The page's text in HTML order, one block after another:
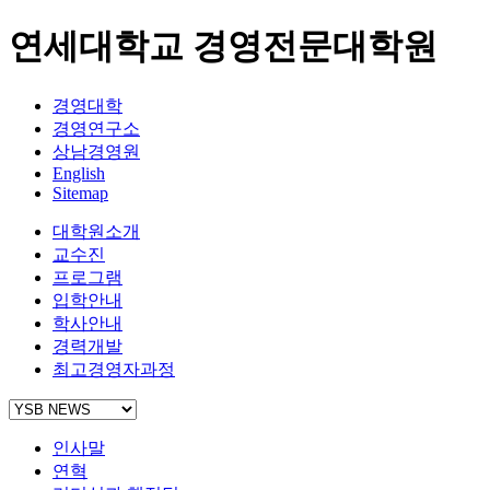
연세대학교 경영전문대학원
경영대학
경영연구소
상남경영원
English
Sitemap
대학원소개
교수진
프로그램
입학안내
학사안내
경력개발
최고경영자과정
인사말
연혁